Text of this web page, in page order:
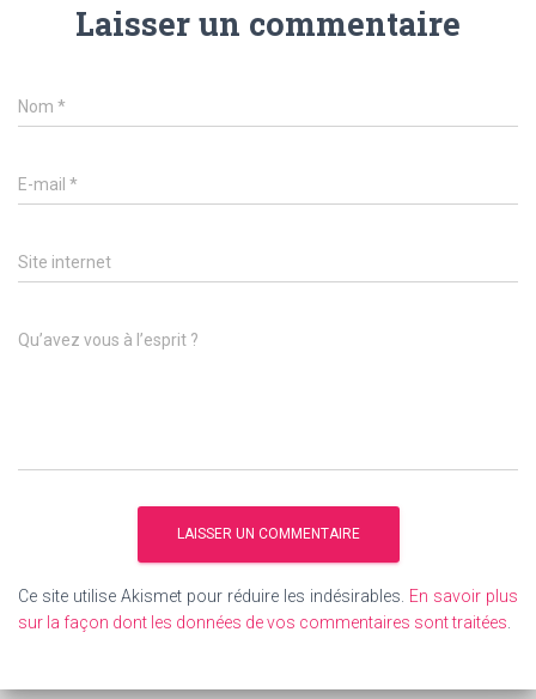
Laisser un commentaire
Nom *
E-mail *
Site internet
Qu’avez vous à l’esprit ?
Ce site utilise Akismet pour réduire les indésirables. En savoir plus
sur la façon dont les données de vos commentaires sont traitées